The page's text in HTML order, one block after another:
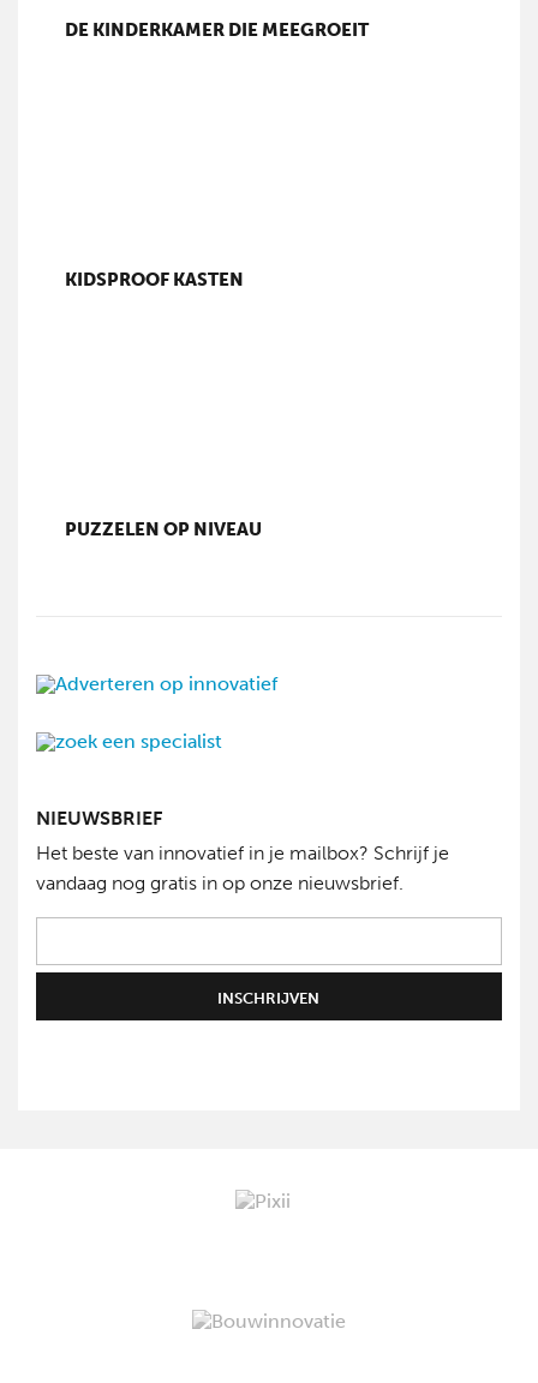
DE KINDERKAMER DIE MEEGROEIT
KIDSPROOF KASTEN
PUZZELEN OP NIVEAU
NIEUWSBRIEF
Het beste van innovatief in je mailbox? Schrijf je
vandaag nog gratis in op onze nieuwsbrief.